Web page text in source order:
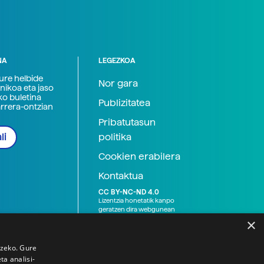
helbide
eta jaso
buletina
ontzian
LEGEZKOA
Nor gara
Publizitatea
Pribatutasun
politika
Cookien erabilera
Kontaktua
CC BY-NC-ND 4.0
Lizentzia honetatik kanpo
geratzen dira webgunean
×
Gure
analisi-